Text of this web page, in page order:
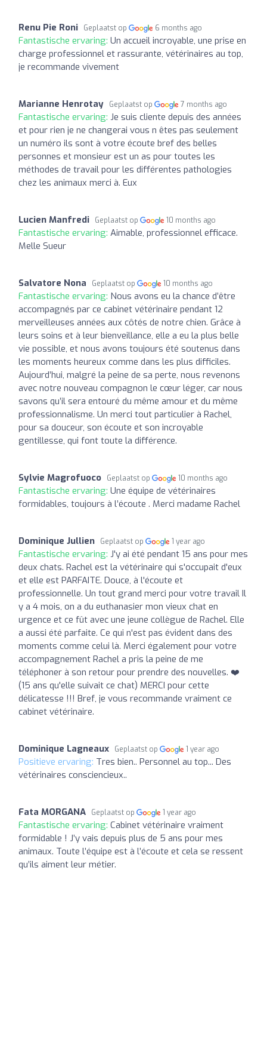
Renu Pie Roni Geplaatst op 6 months ago
Fantastische ervaring: Un accueil incroyable, une prise en
charge professionnel et rassurante, vétérinaires au top,
je recommande vivement
Marianne Henrotay Geplaatst op 7 months ago
Fantastische ervaring: Je suis cliente depuis des années
et pour rien je ne changerai vous n êtes pas seulement
un numéro ils sont à votre écoute bref des belles
personnes et monsieur est un as pour toutes les
méthodes de travail pour les différentes pathologies
chez les animaux merci à. Eux
Lucien Manfredi Geplaatst op 10 months ago
Fantastische ervaring: Aimable, professionnel efficace.
Melle Sueur
Salvatore Nona Geplaatst op 10 months ago
Fantastische ervaring: Nous avons eu la chance d’être
accompagnés par ce cabinet vétérinaire pendant 12
merveilleuses années aux côtés de notre chien. Grâce à
leurs soins et à leur bienveillance, elle a eu la plus belle
vie possible, et nous avons toujours été soutenus dans
les moments heureux comme dans les plus difficiles.
Aujourd’hui, malgré la peine de sa perte, nous revenons
avec notre nouveau compagnon le cœur léger, car nous
savons qu’il sera entouré du même amour et du même
professionnalisme. Un merci tout particulier à Rachel,
pour sa douceur, son écoute et son incroyable
gentillesse, qui font toute la différence.
Sylvie Magrofuoco Geplaatst op 10 months ago
Fantastische ervaring: Une équipe de vétérinaires
formidables, toujours à l’écoute . Merci madame Rachel
Dominique Jullien Geplaatst op 1 year ago
Fantastische ervaring: J'y ai été pendant 15 ans pour mes
deux chats. Rachel est la vétérinaire qui s'occupait d'eux
et elle est PARFAITE. Douce, à l'écoute et
professionnelle. Un tout grand merci pour votre travail Il
y a 4 mois, on a du euthanasier mon vieux chat en
urgence et ce fût avec une jeune collègue de Rachel. Elle
a aussi été parfaite. Ce qui n'est pas évident dans des
moments comme celui là. Merci également pour votre
accompagnement Rachel a pris la peine de me
téléphoner à son retour pour prendre des nouvelles. ❤️
(15 ans qu'elle suivait ce chat) MERCI pour cette
délicatesse !!! Bref, je vous recommande vraiment ce
cabinet vétérinaire.
Dominique Lagneaux Geplaatst op 1 year ago
Positieve ervaring: Tres bien.. Personnel au top... Des
vétérinaires consciencieux..
Fata MORGANA Geplaatst op 1 year ago
Fantastische ervaring: Cabinet vétérinaire vraiment
formidable ! J’y vais depuis plus de 5 ans pour mes
animaux. Toute l’équipe est à l’écoute et cela se ressent
qu’ils aiment leur métier.